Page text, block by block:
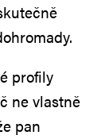
profily
ne vlastně
pan